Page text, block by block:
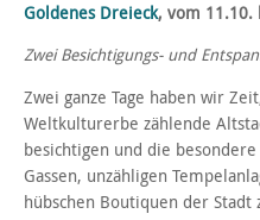
Goldenes Dreieck, vom 11.10.
Zwei Besichtigungs- und
Zwei ganze Tage haben wir
Weltkulturerbe zählende
besichtigen und die
Gassen, unzähligen
hübschen Boutiquen der Stadt